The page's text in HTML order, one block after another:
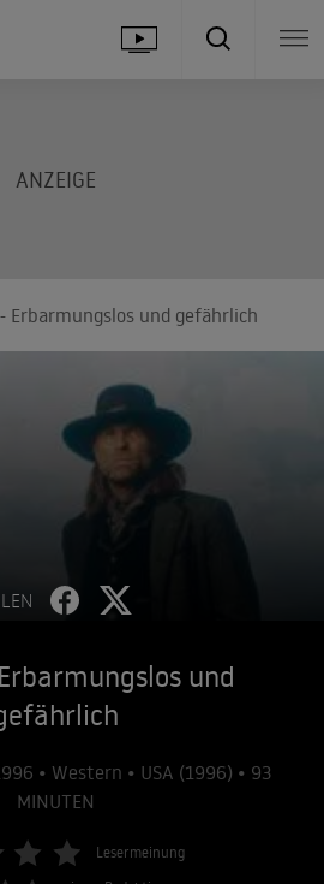
Erbarmungslos und gefährlich
und
• Western • USA (1996) • 93
MINUTEN
Lesermeinung